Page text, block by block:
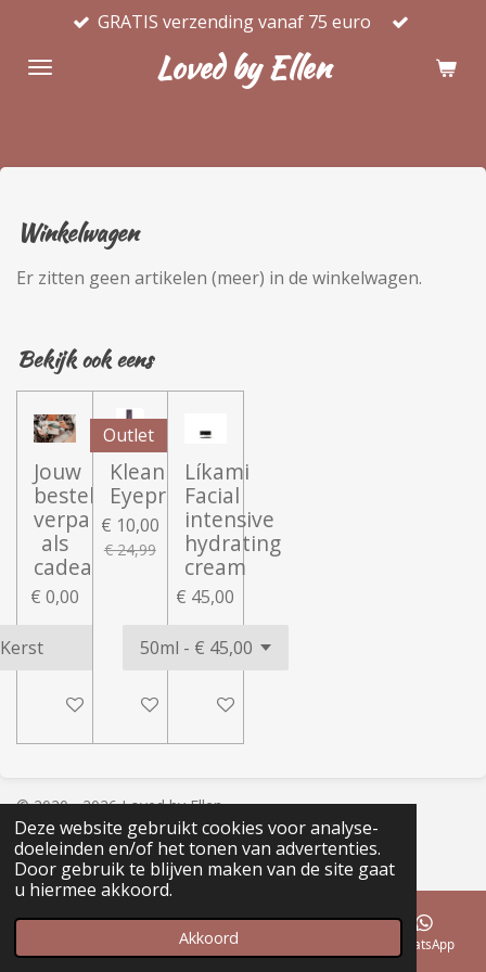
Deze website gebruikt cookies voor analyse-
doeleinden en/of het tonen van advertenties.
Door gebruik te blijven maken van de site gaat
u hiermee akkoord.
Akkoord
naar
Loved by Ellen
GRATIS verzending vanaf 75 euro
Winkelwagen
Er zitten geen artikelen (meer) in de winkelwagen.
Bekijk ook eens
Jouw
bestelling
verpakt
als
cadeau
€ 0,00
In winkelwagen
Outlet
Klean
Eyeprimer
€ 10,00
€ 24,99
In winkelwagen
Líkami
Facial
intensive
hydrating
cream
€ 45,00
In winkelwagen
© 2020 - 2026 Loved by Ellen
Powered byJouwWeb
Telefoonnummer WhatsApp